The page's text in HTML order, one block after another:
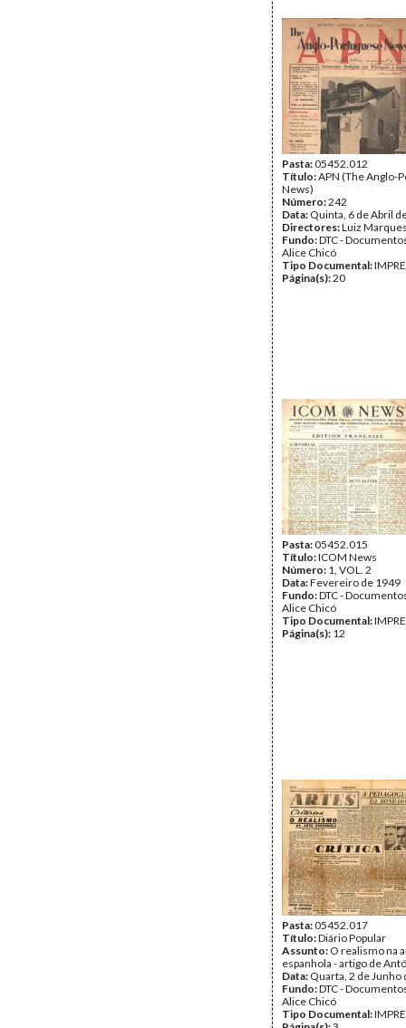
Pasta:05452.012
Título:APN (The Anglo-
News)
Número:242
Data: Quinta, 6 de Abril
Directores:Luiz
Fundo:DTC -
Alice Chicó
Tipo Documental:
Página(s):20
Pasta:05452.015
Título:ICOM News
Número: 1, VOL. 2
Data:Fevereiro de 1949
Fundo:DTC -
Alice Chicó
Tipo Documental:
Página(s): 12
Pasta:05452.017
Título:Diário Popular
Assunto: O realismo na
espanhola - artigo de
Data: Quarta, 2 de Junho
Fundo:DTC -
Alice Chicó
Tipo Documental: